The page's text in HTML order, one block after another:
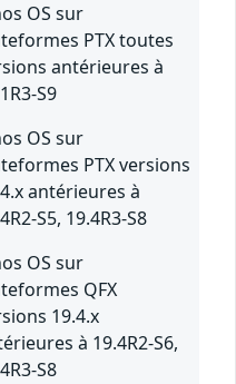
OS sur
PTX toutes
antérieures à
S9
OS sur
PTX versions
antérieures à
S5, 19.4R3-S8
OS sur
QFX
19.4.x
à 19.4R2-S6,
S8